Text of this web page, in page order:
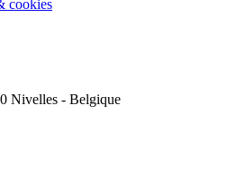
cookies
Nivelles - Belgique